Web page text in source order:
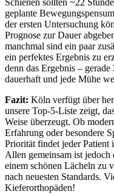
Schienen sollten ~22
geplante
der ersten Untersuchung
Prognose zur Dauer
manchmal sind ein paar
ein perfektes Ergebnis zu
denn das Ergebnis –
dauerhaft und jede Mühe
Fazit: Köln verfügt über
unsere Top-5-Liste zeigt,
Weise überzeugt. Ob
Erfahrung oder besondere
Priorität findet jeder Patient
Allen gemeinsam ist jedoch
einem schönen Lächeln zu
nach neuesten Standards.
Kieferorthopäden!